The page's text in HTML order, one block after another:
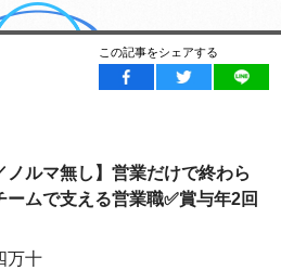
この記事をシェアする
ノルマ無し】営業だけで終わら
ムで支える営業職✅賞与年2回
万十